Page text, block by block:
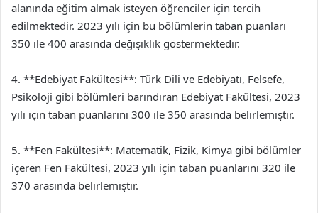
alanında eğitim almak isteyen öğrenciler için tercih
edilmektedir. 2023 yılı için bu bölümlerin taban puanları
350 ile 400 arasında değişiklik göstermektedir.
4. **Edebiyat Fakültesi**: Türk Dili ve Edebiyatı, Felsefe,
Psikoloji gibi bölümleri barındıran Edebiyat Fakültesi, 2023
yılı için taban puanlarını 300 ile 350 arasında belirlemiştir.
5. **Fen Fakültesi**: Matematik, Fizik, Kimya gibi bölümler
içeren Fen Fakültesi, 2023 yılı için taban puanlarını 320 ile
370 arasında belirlemiştir.